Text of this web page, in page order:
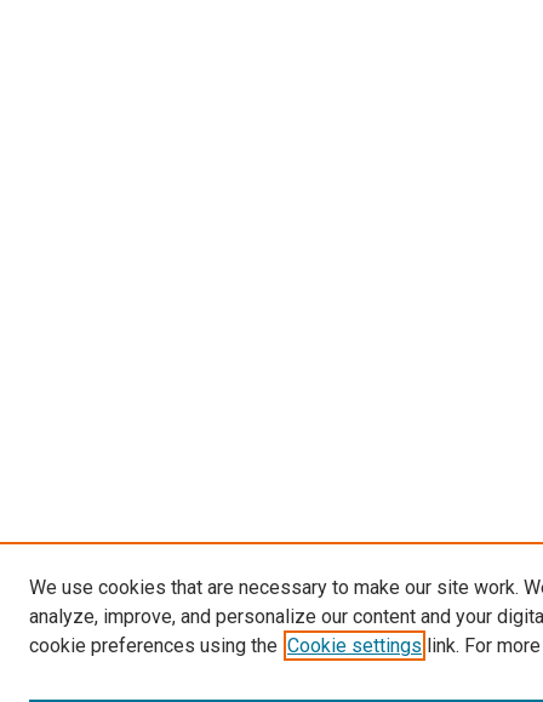
We use cookies that are necessary to make our site work.
analyze, improve, and personalize our content and your
cookie preferences using the Cookie settings link. For